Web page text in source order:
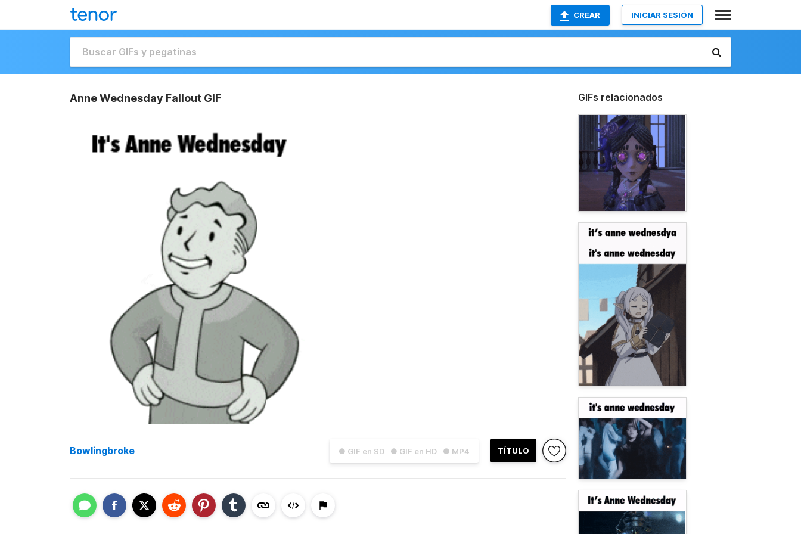
CREAR INICIAR SESIÓN
Anne Wednesday Fallout GIF
● GIF en SD ● GIF en HD ● MP4 TÍTULO
Bowlingbroke
GIFs relacionados